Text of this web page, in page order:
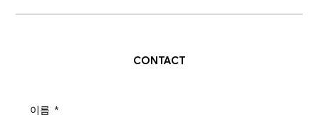
CONTACT
이름 *